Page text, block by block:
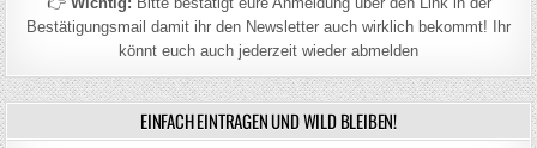
Bestätigungsmail damit ihr den Newsletter auch wirklich bekommt! Ihr
könnt euch auch jederzeit wieder abmelden
EINFACH EINTRAGEN UND WILD BLEIBEN!